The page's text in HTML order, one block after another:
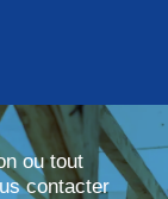
ou tout
contacter